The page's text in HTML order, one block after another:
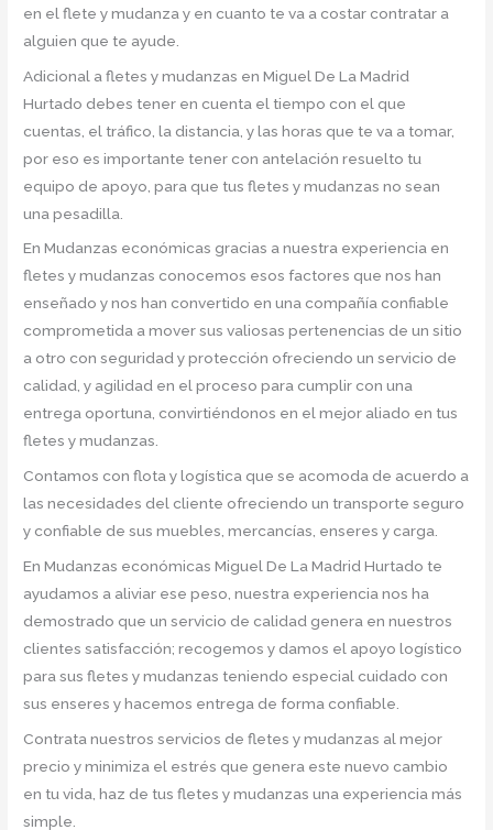
en el flete y mudanza y en cuanto te va a costar contratar a
alguien que te ayude.
Adicional a fletes y mudanzas en Miguel De La Madrid
Hurtado debes tener en cuenta el tiempo con el que
cuentas, el tráfico, la distancia, y las horas que te va a tomar,
por eso es importante tener con antelación resuelto tu
equipo de apoyo, para que tus fletes y mudanzas no sean
una pesadilla.
En Mudanzas económicas gracias a nuestra experiencia en
fletes y mudanzas conocemos esos factores que nos han
enseñado y nos han convertido en una compañía confiable
comprometida a mover sus valiosas pertenencias de un sitio
a otro con seguridad y protección ofreciendo un servicio de
calidad, y agilidad en el proceso para cumplir con una
entrega oportuna, convirtiéndonos en el mejor aliado en tus
fletes y mudanzas.
Contamos con flota y logística que se acomoda de acuerdo a
las necesidades del cliente ofreciendo un transporte seguro
y confiable de sus muebles, mercancías, enseres y carga.
En Mudanzas económicas Miguel De La Madrid Hurtado te
ayudamos a aliviar ese peso, nuestra experiencia nos ha
demostrado que un servicio de calidad genera en nuestros
clientes satisfacción; recogemos y damos el apoyo logístico
para sus fletes y mudanzas teniendo especial cuidado con
sus enseres y hacemos entrega de forma confiable.
Contrata nuestros servicios de fletes y mudanzas al mejor
precio y minimiza el estrés que genera este nuevo cambio
en tu vida, haz de tus fletes y mudanzas una experiencia más
simple.